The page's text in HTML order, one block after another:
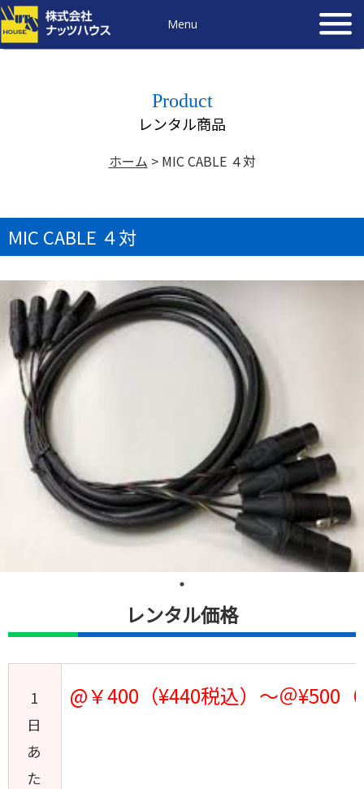
Menu
Product
レンタル商品
ホーム > MIC CABLE ４対
MIC CABLE ４対
レンタル価格
1
日
あ
た
@￥400（¥440税込）～＠¥500